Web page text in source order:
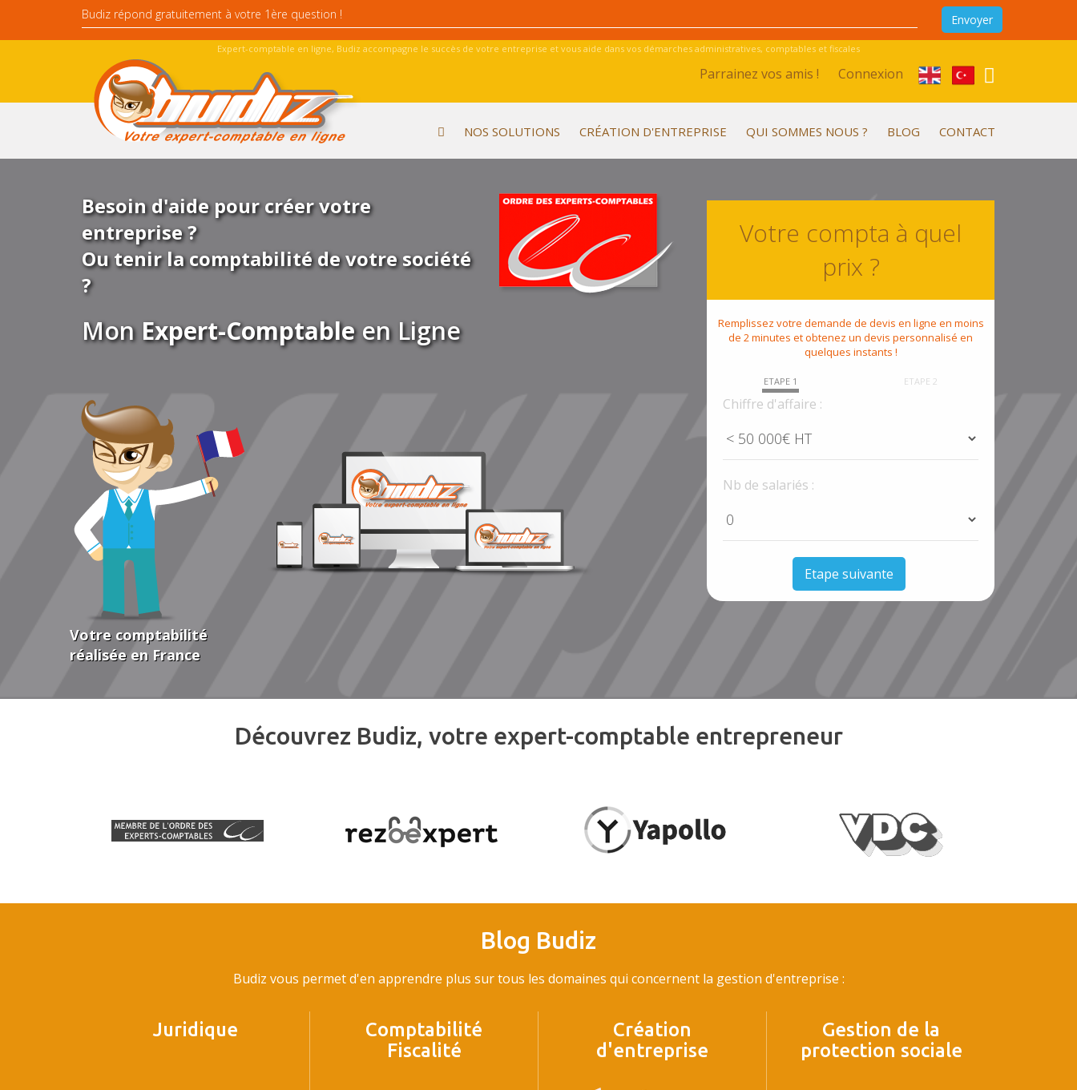
Expert-comptable en ligne, Budiz accompagne le succès de votre entreprise et vous aide dans vos démarches administratives, comptables et fiscales
Parrainez vos amis ! Connexion
NOS SOLUTIONS CRÉATION D'ENTREPRISE QUI SOMMES NOUS ? BLOG CONTACT
Besoin d'aide pour créer votre
entreprise ?
Ou tenir la comptabilité de votre société
?
Mon Expert-Comptableen Ligne
Votre comptabilité
réalisée en France
Votre compta à quel
prix ?
Remplissez votre demande de devis en ligne en moins
de 2 minutes et obtenez un devis personnalisé en
quelques instants !
ETAPE 1 ETAPE 2
Chiffre d'affaire :
Nb de salariés :
Etape suivante
Découvrez Budiz, votre expert-comptable entrepreneur
Blog Budiz
Budiz vous permet d'en apprendre plus sur tous les domaines qui concernent la gestion d'entreprise :
Juridique
Comptabilité
Fiscalité
Création
d'entreprise
Gestion de la
protection sociale